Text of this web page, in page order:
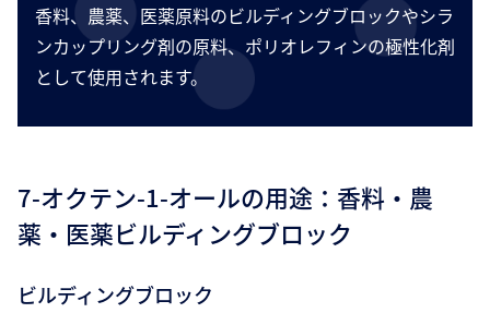
香料、農薬、医薬原料のビルディングブロックやシラ
ンカップリング剤の原料、ポリオレフィンの極性化剤
として使用されます。
7-オクテン-1-オールの用途：香料・農
薬・医薬ビルディングブロック
ビルディングブロック